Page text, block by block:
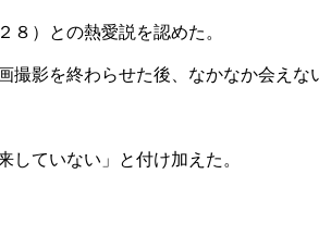
）との熱愛説を認めた。
影を終わらせた後、なかなか会え
ていない」と付け加えた。